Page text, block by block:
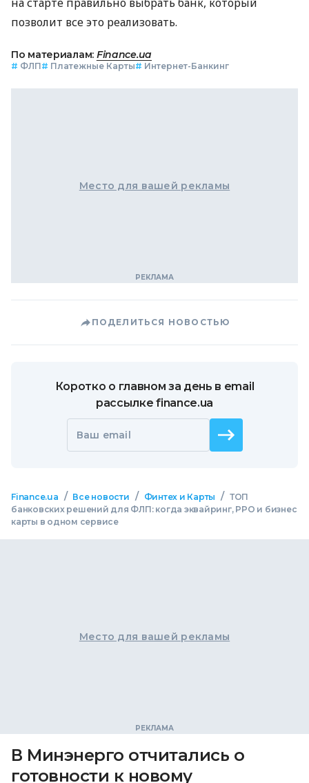
позволит все это реализовать.
По материалам: Finance.ua
# ФЛП# Платежные Карты# Интернет-Банкинг
Место для вашей рекламы
ПОДЕЛИТЬСЯ НОВОСТЬЮ
Коротко о главном за день в email
рассылке finance.ua
Ваш email
Finance.ua / Все новости / Финтех и Карты / ТОП
банковских решений для ФЛП: когда эквайринг, РРО и бизнес
карты в одном сервисе
Место для вашей рекламы
В Минэнерго отчитались о
готовности к новому